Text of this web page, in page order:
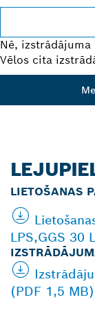
Nē,
Vēlos cita
LIETOŠANAS
LPS,GGS 30
(PDF 1,5 MB)